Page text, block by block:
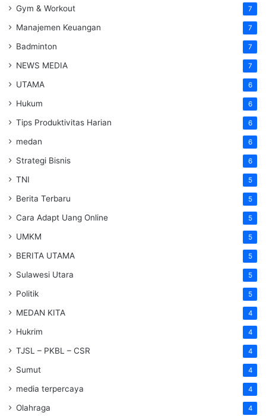
Gym & Workout 7
Manajemen Keuangan 7
Badminton 7
NEWS MEDIA 7
UTAMA 6
Hukum 6
Tips Produktivitas Harian 6
medan 6
Strategi Bisnis 6
TNI 5
Berita Terbaru 5
Cara Adapt Uang Online 5
UMKM 5
BERITA UTAMA 5
Sulawesi Utara 5
Politik 5
MEDAN KITA 4
Hukrim 4
TJSL – PKBL – CSR 4
Sumut 4
media terpercaya 4
Olahraga 4